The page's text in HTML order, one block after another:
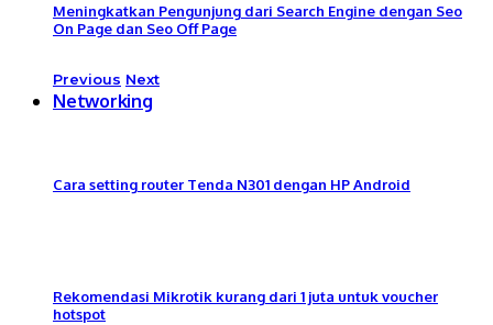
Meningkatkan Pengunjung dari Search Engine dengan Seo
On Page dan Seo Off Page
Previous Next
Networking
Cara setting router Tenda N301 dengan HP Android
Rekomendasi Mikrotik kurang dari 1 juta untuk voucher
hotspot